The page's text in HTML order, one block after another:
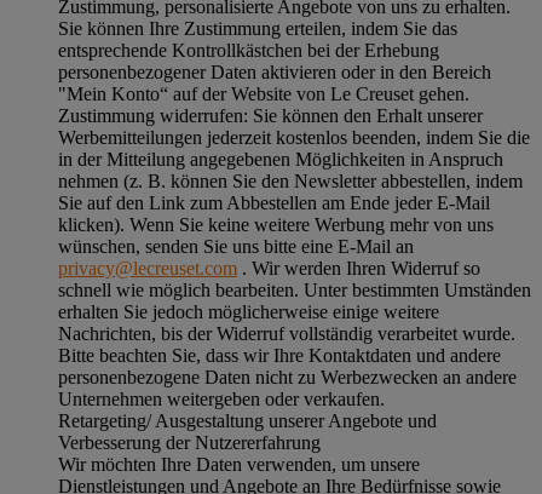
Zustimmung, personalisierte Angebote von uns zu erhalten.
Sie können Ihre Zustimmung erteilen, indem Sie das
entsprechende Kontrollkästchen bei der Erhebung
personenbezogener Daten aktivieren oder in den Bereich
"Mein Konto“ auf der Website von Le Creuset gehen.
Zustimmung widerrufen: Sie können den Erhalt unserer
Werbemitteilungen jederzeit kostenlos beenden, indem Sie die
in der Mitteilung angegebenen Möglichkeiten in Anspruch
nehmen (z. B. können Sie den Newsletter abbestellen, indem
Sie auf den Link zum Abbestellen am Ende jeder E-Mail
klicken). Wenn Sie keine weitere Werbung mehr von uns
wünschen, senden Sie uns bitte eine E-Mail an
privacy@lecreuset.com . Wir werden Ihren Widerruf so
schnell wie möglich bearbeiten. Unter bestimmten Umständen
erhalten Sie jedoch möglicherweise einige weitere
Nachrichten, bis der Widerruf vollständig verarbeitet wurde.
Bitte beachten Sie, dass wir Ihre Kontaktdaten und andere
personenbezogene Daten nicht zu Werbezwecken an andere
Unternehmen weitergeben oder verkaufen.
Retargeting/ Ausgestaltung unserer Angebote und
Verbesserung der Nutzererfahrung
Wir möchten Ihre Daten verwenden, um unsere
Dienstleistungen und Angebote an Ihre Bedürfnisse sowie